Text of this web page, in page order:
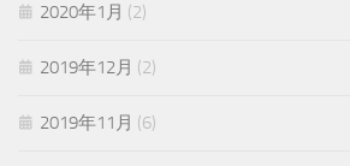
2020年1月 (2)
2019年12月 (2)
2019年11月 (6)